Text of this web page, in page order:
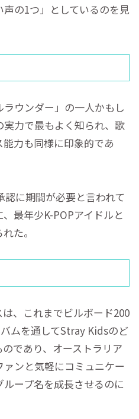
の1つ」としているのを見
ウンダー」の一人かもし
力で最もよく知られ、歌
力も同様に印象的であ
に期間が必要と言われて
最年少K-POPアイドルと
た。
、これまでビルボード200
ムを通してStray Kidsのど
であり、オーストラリア
ンと気軽にコミュニケー
ープ名を成長させるのに